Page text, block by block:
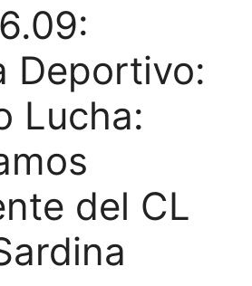
Deportivo:
Lucha:
del CL